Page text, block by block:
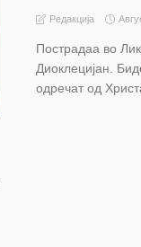
Редакција
Пострадаа во
Диоклецијан.
одречат од